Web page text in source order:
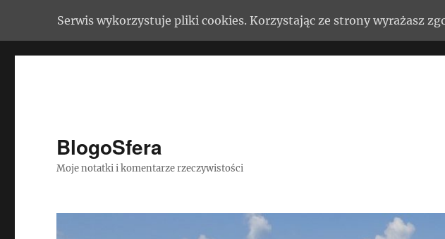
BlogoSfera
Moje notatki i komentarze rzeczywistości
Serwis wykorzystuje pliki cookies. Korzystając ze strony wyrażasz